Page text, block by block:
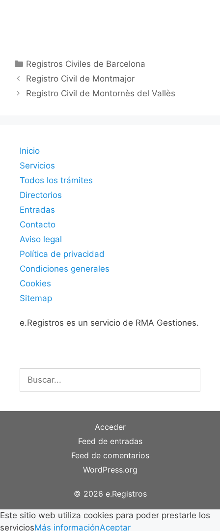
Categorías
Registros Civiles de Barcelona
Registro Civil de Montmajor
Registro Civil de Montornès del Vallès
Inicio
Servicios
Todos los trámites
Directorios
Entradas
Contacto
Aviso legal
Política de privacidad
Condiciones generales
Cookies
Sitemap
e.Registros es un servicio de RMA Gestiones.
Buscar:
Acceder
Feed de entradas
Feed de comentarios
WordPress.org
© 2026 e.Registros
Este sitio web utiliza cookies para poder prestarle los
serviciosMás informaciónAceptar